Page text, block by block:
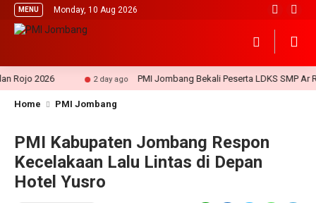
MENU Monday, 10 Aug 2026
2026 2 day ago PMI Jombang Bekali Peserta LDKS SMP Ar
Home PMI Jombang
PMI Kabupaten Jombang Respon
Kecelakaan Lalu Lintas di Depan
Hotel Yusro